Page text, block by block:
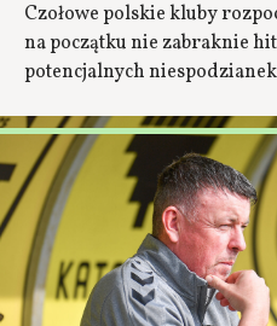
Czołowe polskie kluby
na początku nie zabraknie
potencjalnych